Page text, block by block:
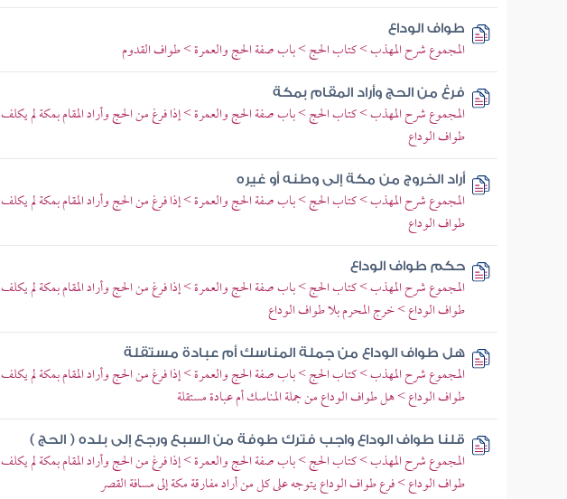
طواف الوداع
المجموع شرح المهذب > كتاب الحج > باب صفة الحج والعمرة > طواف القدوم
فرغ من الحج وأراد المقام بمكة
المجموع شرح المهذب > كتاب الحج > باب صفة الحج والعمرة > إذا فرغ من الحج وأراد المقام بمكة لم يكلف
طواف الوداع
أراد الخروج من مكة إلى وطنه أو غيره
المجموع شرح المهذب > كتاب الحج > باب صفة الحج والعمرة > إذا فرغ من الحج وأراد المقام بمكة لم يكلف
طواف الوداع
حكم طواف الوداع
المجموع شرح المهذب > كتاب الحج > باب صفة الحج والعمرة > إذا فرغ من الحج وأراد المقام بمكة لم يكلف
طواف الوداع > خرج المحرم بلا طواف الوداع
هل طواف الوداع من جملة المناسك أم عبادة مستقلة
المجموع شرح المهذب > كتاب الحج > باب صفة الحج والعمرة > إذا فرغ من الحج وأراد المقام بمكة لم يكلف
طواف الوداع > هل طواف الوداع من جملة المناسك أم عبادة مستقلة
قلنا طواف الوداع واجب فترك طوفة من السبع ورجع إلى بلده ( الحج )
المجموع شرح المهذب > كتاب الحج > باب صفة الحج والعمرة > إذا فرغ من الحج وأراد المقام بمكة لم يكلف
طواف الوداع > فرع طواف الوداع يتوجه على كل من أراد مفارقة مكة إلى مسافة القصر